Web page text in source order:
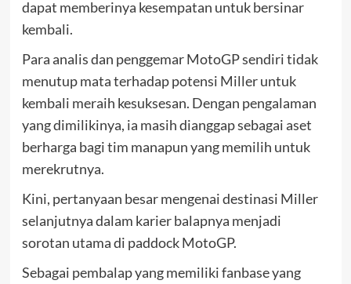
dapat memberinya kesempatan untuk bersinar
kembali.
Para analis dan penggemar MotoGP sendiri tidak
menutup mata terhadap potensi Miller untuk
kembali meraih kesuksesan. Dengan pengalaman
yang dimilikinya, ia masih dianggap sebagai aset
berharga bagi tim manapun yang memilih untuk
merekrutnya.
Kini, pertanyaan besar mengenai destinasi Miller
selanjutnya dalam karier balapnya menjadi
sorotan utama di paddock MotoGP.
Sebagai pembalap yang memiliki fanbase yang